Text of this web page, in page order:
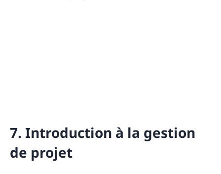
7. Introduction à la gestion
de projet